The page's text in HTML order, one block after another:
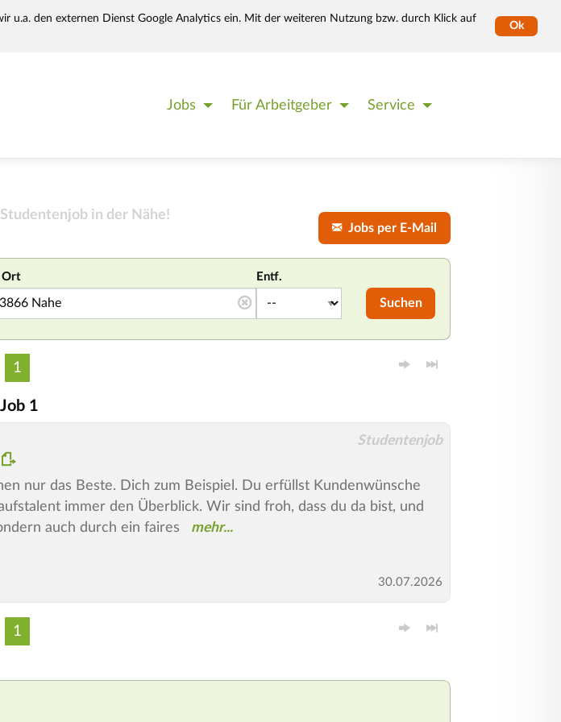
den externen Dienst Google Analytics ein. Mit der weiteren Nutzung bzw. durch Klick auf
Ok
Jobs Für Arbeitgeber Service
in der Nähe!
Jobs per E-Mail
Ort Entf.
Suchen
1
Job 1
Studentenjob
nur das Beste. Dich zum Beispiel. Du erfüllst Kundenwünsche
immer den Überblick. Wir sind froh, dass du da bist, und
auch durch ein faires
30.07.2026
1